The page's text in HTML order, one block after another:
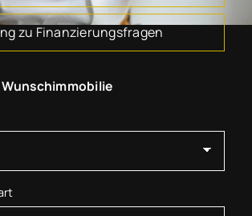
zu Finanzierungsfragen